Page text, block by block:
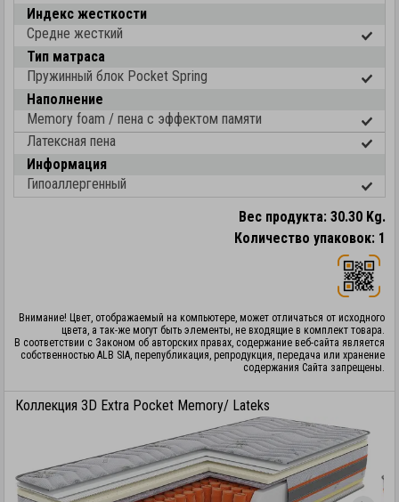
Индекс жесткости
Средне жесткий
Тип матраса
Пружинный блок Pocket Spring
Наполнение
Memory foam / пена с эффектом памяти
Латексная пена
Информация
Гипоаллергенный
Вес продукта: 30.30 Kg.
Количество упаковок: 1
Внимание! Цвет, отображаемый на компьютере, может отличаться от исходного
цвета, а так-же могут быть элементы, не входящие в комплект товара.
В соответствии с Законом об авторских правах, содержание веб-сайта является
собственностью ALB SIA, перепубликация, репродукция, передача или хранение
содержания Сайта запрещены.
Коллекция 3D Extra Pocket Memory/ Lateks